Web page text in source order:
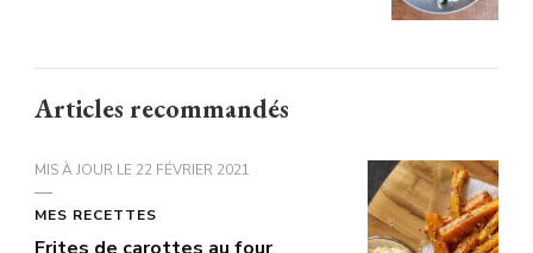
Articles recommandés
MIS À JOUR LE 22 FÉVRIER 2021
MES RECETTES